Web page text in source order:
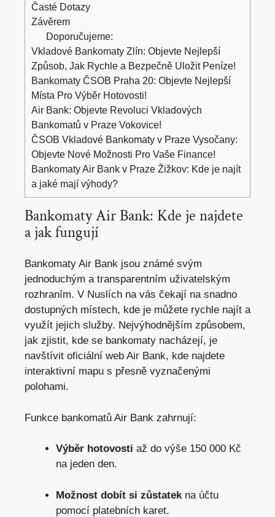
Časté Dotazy
Závěrem
Doporučujeme:
Vkladové Bankomaty Zlín: Objevte Nejlepší
Způsob, Jak Rychle a Bezpečně Uložit Peníze!
Bankomaty ČSOB Praha 20: Objevte Nejlepší
Místa Pro Výběr Hotovosti!
Air Bank: Objevte Revoluci Vkladových
Bankomatů v Praze Vokovice!
ČSOB Vkladové Bankomaty v Praze Vysočany:
Objevte Nové Možnosti Pro Vaše Finance!
Bankomaty Air Bank v Praze Žižkov: Kde je najít
a jaké mají výhody?
Bankomaty Air Bank: Kde je najdete
a jak fungují
Bankomaty Air Bank jsou známé svým
jednoduchým a transparentním uživatelským
rozhraním. V Nuslích na vás čekají na snadno
dostupných místech, kde je můžete rychle najít a
využít jejich služby. Nejvýhodnějším způsobem,
jak zjistit, kde se bankomaty nacházejí, je
navštívit oficiální web Air Bank, kde najdete
interaktivní mapu s přesně vyznačenými
polohami.
Funkce bankomatů Air Bank zahrnují:
Výběr hotovosti až do výše 150 000 Kč
na jeden den.
Možnost dobít si zůstatek na účtu
pomocí platebních karet.